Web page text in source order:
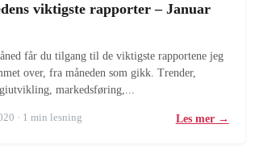
viktigste rapporter – Januar
får du tilgang til de viktigste rapportene jeg
over, fra måneden som gikk. Trender,
markedsføring,...
· 1 min lesning Les mer →